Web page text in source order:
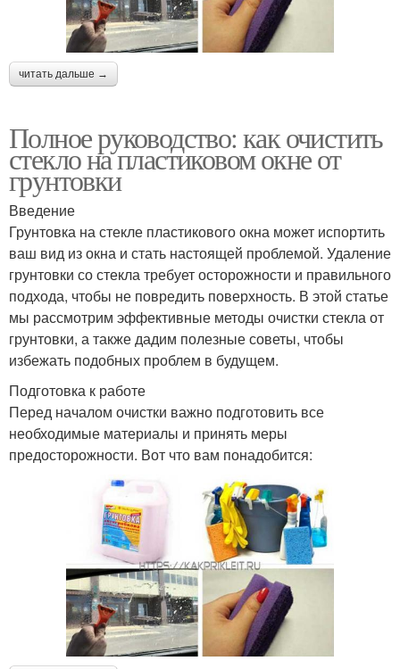
читать дальше →
Полное руководство: как очистить
стекло на пластиковом окне от
грунтовки
Введение
Грунтовка на стекле пластикового окна может испортить
ваш вид из окна и стать настоящей проблемой. Удаление
грунтовки со стекла требует осторожности и правильного
подхода, чтобы не повредить поверхность. В этой статье
мы рассмотрим эффективные методы очистки стекла от
грунтовки, а также дадим полезные советы, чтобы
избежать подобных проблем в будущем.
Подготовка к работе
Перед началом очистки важно подготовить все
необходимые материалы и принять меры
предосторожности. Вот что вам понадобится: